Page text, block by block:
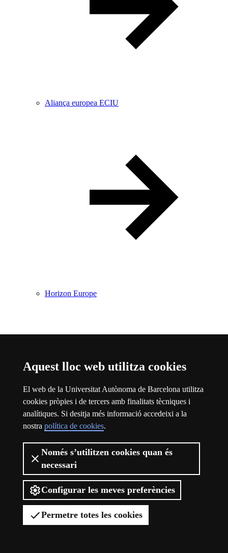
Aquest lloc web utilitza cookies
El web de la Universitat Autònoma de Barcelona utilitza
cookies pròpies i de tercers amb finalitats tècniques i
analítiques. Si desitja més informació accedeixi a la
nostra política de cookies.
Només s’utilitzen cookies quan és
necessari
Configurar les meves preferències
Permetre totes les cookies
Aliança europea ECIU
Horizon Europe
Viure el campus